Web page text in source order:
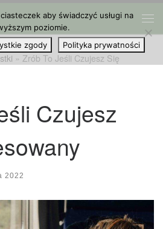
» Zrób To Jeśli Czujesz Się
Czujesz
2022
aby świadczyć usługi na
poziomie.
zgody Polityka prywatności